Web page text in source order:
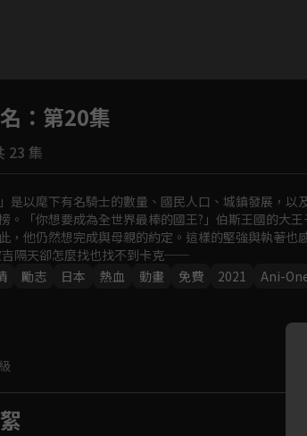
如有不便請見諒
：第20集
23 集
」是以麾下有名騎士的數量、國民人口、城鎮發展，
。「你想要成為全世界最棒的國王?」伯斯王國的大
，他仍然想完成與母親的約定。這樣的堅強與執著
吉隔天卻怎麼找也找不到卡克──
勵志 日本 熱血 動畫 免費 2021 Ani-